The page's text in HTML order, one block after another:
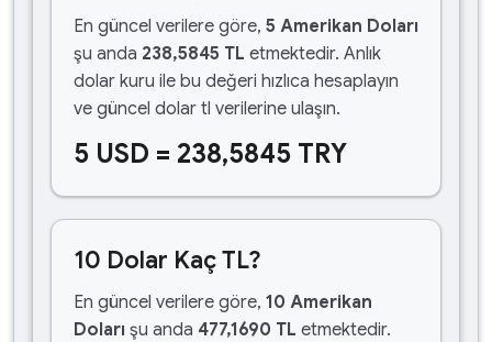
En güncel verilere göre, 5 Amerikan Doları
şu anda 238,5845 TL etmektedir. Anlık
dolar kuru ile bu değeri hızlıca hesaplayın
ve güncel dolar tl verilerine ulaşın.
5 USD = 238,5845 TRY
10 Dolar Kaç TL?
En güncel verilere göre, 10 Amerikan
Doları şu anda 477,1690 TL etmektedir.